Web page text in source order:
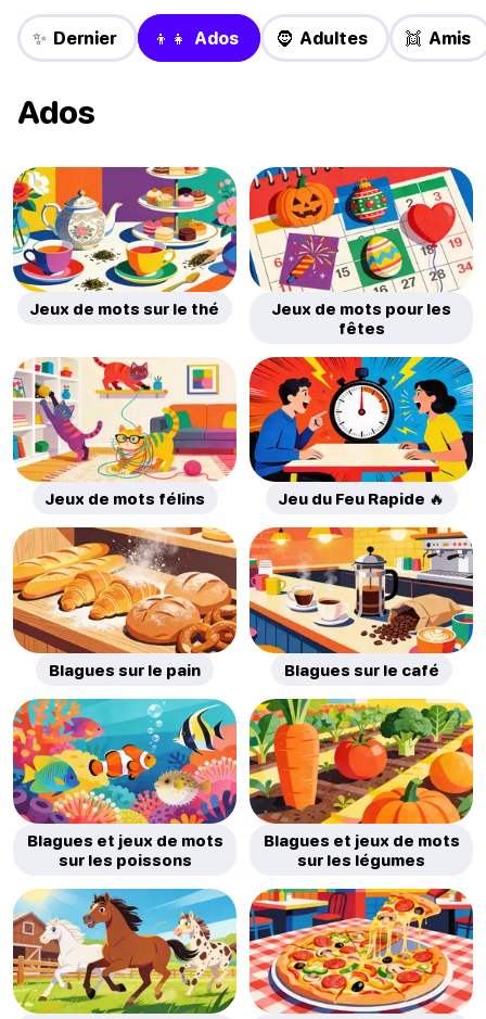
✨ Dernier 👦👧 Ados 🧔 Adultes 👯 Amis
Ados
Jeux de mots sur le thé
Jeux de mots pour les
fêtes
Jeux de mots félins Jeu du Feu Rapide 🔥
Blagues sur le pain Blagues sur le café
Blagues et jeux de mots
sur les poissons
Blagues et jeux de mots
sur les légumes